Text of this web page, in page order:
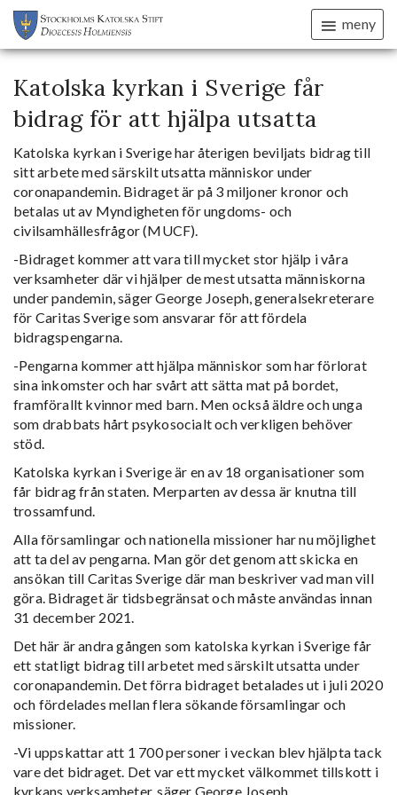
meny
Katolska kyrkan i Sverige får
bidrag för att hjälpa utsatta
Katolska kyrkan i Sverige har återigen beviljats bidrag till
sitt arbete med särskilt utsatta människor under
coronapandemin. Bidraget är på 3 miljoner kronor och
betalas ut av Myndigheten för ungdoms- och
civilsamhällesfrågor (MUCF).
-Bidraget kommer att vara till mycket stor hjälp i våra
verksamheter där vi hjälper de mest utsatta människorna
under pandemin, säger George Joseph, generalsekreterare
för Caritas Sverige som ansvarar för att fördela
bidragspengarna.
-Pengarna kommer att hjälpa människor som har förlorat
sina inkomster och har svårt att sätta mat på bordet,
framförallt kvinnor med barn. Men också äldre och unga
som drabbats hårt psykosocialt och verkligen behöver
stöd.
Katolska kyrkan i Sverige är en av 18 organisationer som
får bidrag från staten. Merparten av dessa är knutna till
trossamfund.
Alla församlingar och nationella missioner har nu möjlighet
att ta del av pengarna. Man gör det genom att skicka en
ansökan till Caritas Sverige där man beskriver vad man vill
göra. Bidraget är tidsbegränsat och måste användas innan
31 december 2021.
Det här är andra gången som katolska kyrkan i Sverige får
ett statligt bidrag till arbetet med särskilt utsatta under
coronapandemin. Det förra bidraget betalades ut i juli 2020
och fördelades mellan flera sökande församlingar och
missioner.
-Vi uppskattar att 1 700 personer i veckan blev hjälpta tack
vare det bidraget. Det var ett mycket välkommet tillskott i
kyrkans verksamheter, säger George Joseph.